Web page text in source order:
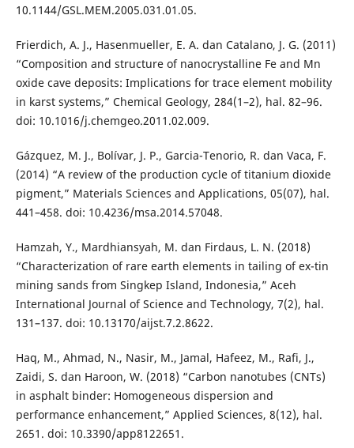
10.1144/GSL.MEM.2005.031.01.05.
Frierdich, A. J., Hasenmueller, E. A. dan Catalano, J. G. (2011)
“Composition and structure of nanocrystalline Fe and Mn
oxide cave deposits: Implications for trace element mobility
in karst systems,” Chemical Geology, 284(1–2), hal. 82–96.
doi: 10.1016/j.chemgeo.2011.02.009.
Gázquez, M. J., Bolívar, J. P., Garcia-Tenorio, R. dan Vaca, F.
(2014) “A review of the production cycle of titanium dioxide
pigment,” Materials Sciences and Applications, 05(07), hal.
441–458. doi: 10.4236/msa.2014.57048.
Hamzah, Y., Mardhiansyah, M. dan Firdaus, L. N. (2018)
“Characterization of rare earth elements in tailing of ex-tin
mining sands from Singkep Island, Indonesia,” Aceh
International Journal of Science and Technology, 7(2), hal.
131–137. doi: 10.13170/aijst.7.2.8622.
Haq, M., Ahmad, N., Nasir, M., Jamal, Hafeez, M., Rafi, J.,
Zaidi, S. dan Haroon, W. (2018) “Carbon nanotubes (CNTs)
in asphalt binder: Homogeneous dispersion and
performance enhancement,” Applied Sciences, 8(12), hal.
2651. doi: 10.3390/app8122651.